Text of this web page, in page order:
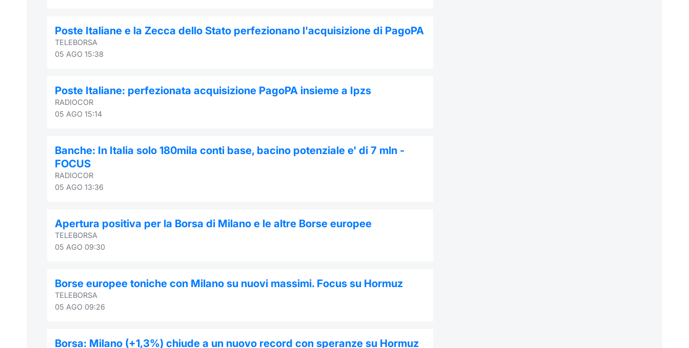
Poste Italiane e la Zecca dello Stato perfezionano l'acquisizione di PagoPA
TELEBORSA
05 AGO 15:38
Poste Italiane: perfezionata acquisizione PagoPA insieme a Ipzs
RADIOCOR
05 AGO 15:14
Banche: In Italia solo 180mila conti base, bacino potenziale e' di 7 mln -
FOCUS
RADIOCOR
05 AGO 13:36
Apertura positiva per la Borsa di Milano e le altre Borse europee
TELEBORSA
05 AGO 09:30
Borse europee toniche con Milano su nuovi massimi. Focus su Hormuz
TELEBORSA
05 AGO 09:26
Borsa: Milano (+1,3%) chiude a un nuovo record con speranze su Hormuz